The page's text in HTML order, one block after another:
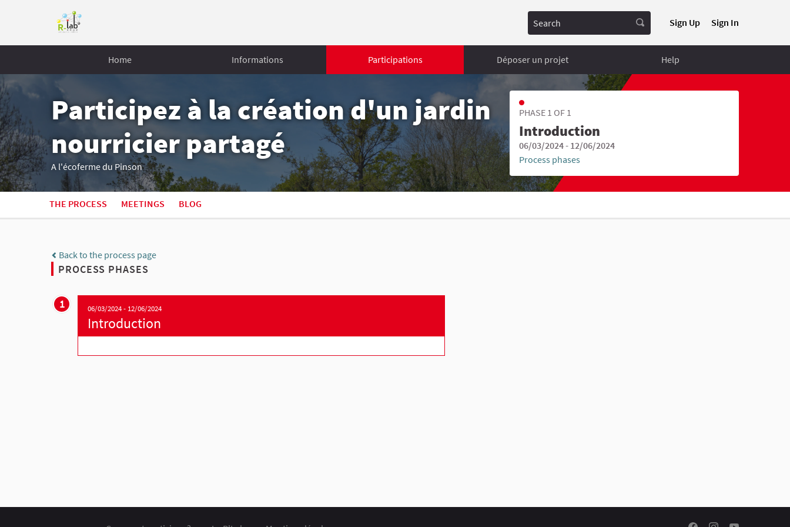
Sign Up Sign In
Home Informations Participations Déposer un projet Help
Participez à la création d'un jardin
nourricier partagé
A l'écoferme du Pinson
PHASE 1 OF 1
Introduction
06/03/2024 - 12/06/2024
Process phases
THE PROCESS MEETINGS BLOG
Back to the process page
PROCESS PHASES
1 06/03/2024 - 12/06/2024
Introduction